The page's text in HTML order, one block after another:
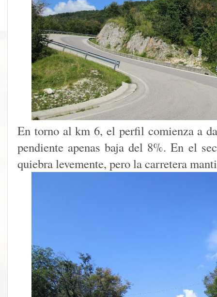
En torno al km 6, el perfil comienza a
pendiente apenas baja del 8%. En el
quiebra levemente, pero la carretera